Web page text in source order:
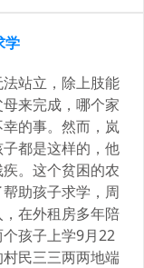
学
站立，除上肢能
来完成，哪个家
的事。然而，岚
都是这样的，他
。这个贫困的农
助孩子求学，周
在外租房多年陪
孩子上学9月22
民三三两两地端